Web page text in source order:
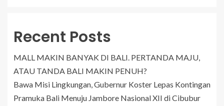
Recent Posts
MALL MAKIN BANYAK DI BALI. PERTANDA MAJU,
ATAU TANDA BALI MAKIN PENUH?
Bawa Misi Lingkungan, Gubernur Koster Lepas Kontingan
Pramuka Bali Menuju Jambore Nasional XII di Cibubur